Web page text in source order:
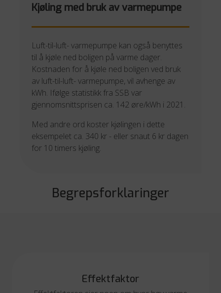
Kjøling med bruk av varmepumpe
Luft-til-luft- varmepumpe kan også benyttes
til å kjøle ned boligen på varme dager.
Kostnaden for å kjøle ned boligen ved bruk
av luft-til-luft- varmepumpe, vil avhenge av
kWh. Ifølge statistikk fra SSB var
gjennomsnittsprisen ca. 142 øre/kWh i 2021.
Med andre ord koster kjølingen i dette
eksempelet ca. 340 kr - eller snaut 6 kr dagen
for 10 timers kjøling.
Begrepsforklaringer
Effektfaktor